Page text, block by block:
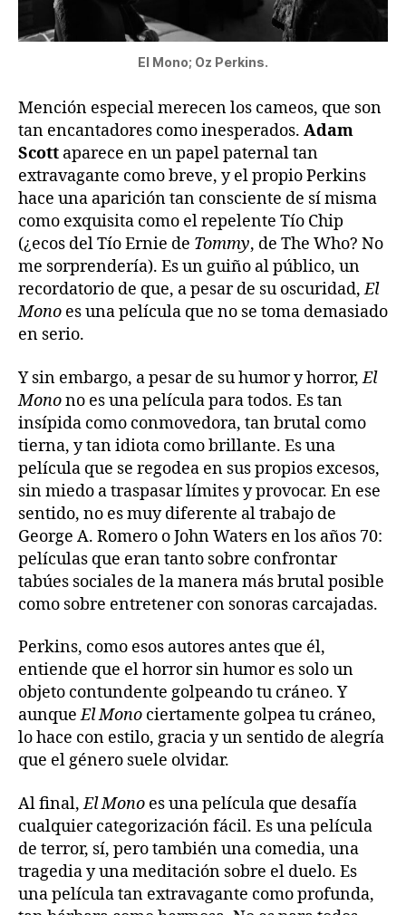
El Mono; Oz Perkins.
Mención especial merecen los cameos, que son
tan encantadores como inesperados. Adam
Scott aparece en un papel paternal tan
extravagante como breve, y el propio Perkins
hace una aparición tan consciente de sí misma
como exquisita como el repelente Tío Chip
(¿ecos del Tío Ernie de Tommy, de The Who? No
me sorprendería). Es un guiño al público, un
recordatorio de que, a pesar de su oscuridad,El
Mono es una película que no se toma demasiado
en serio.
Y sin embargo, a pesar de su humor y horror,El
Monono es una película para todos. Es tan
insípida como conmovedora, tan brutal como
tierna, y tan idiota como brillante. Es una
película que se regodea en sus propios excesos,
sin miedo a traspasar límites y provocar. En ese
sentido, no es muy diferente al trabajo de
George A. Romero o John Waters en los años 70:
películas que eran tanto sobre confrontar
tabúes sociales de la manera más brutal posible
como sobre entretener con sonoras carcajadas.
Perkins, como esos autores antes que él,
entiende que el horror sin humor es solo un
objeto contundente golpeando tu cráneo. Y
aunqueEl Mono ciertamente golpea tu cráneo,
lo hace con estilo, gracia y un sentido de alegría
que el género suele olvidar.
Al final,El Mono es una película que desafía
cualquier categorización fácil. Es una película
de terror, sí, pero también una comedia, una
tragedia y una meditación sobre el duelo. Es
una película tan extravagante como profunda,